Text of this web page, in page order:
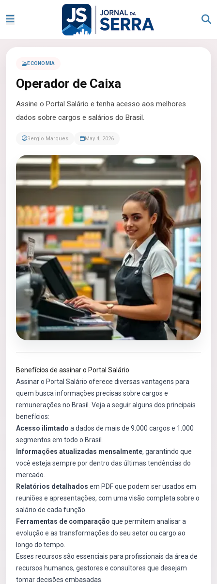
ECONOMIA
Operador de Caixa
Assine o Portal Salário e tenha acesso aos melhores
dados sobre cargos e salários do Brasil.
Sergio Marques May 4, 2026
Benefícios de assinar o Portal Salário
Assinar o Portal Salário oferece diversas vantagens para
quem busca informações precisas sobre cargos e
remunerações no Brasil. Veja a seguir alguns dos principais
benefícios:
Acesso ilimtado a dados de mais de 9.000 cargos e 1.000
segmentos em todo o Brasil.
Informações atualizadas mensalmente, garantindo que
você esteja sempre por dentro das últimas tendências do
mercado.
Relatórios detalhados em PDF que podem ser usados em
reuniões e apresentações, com uma visão completa sobre o
salário de cada função.
Ferramentas de comparação que permitem analisar a
evolução e as transformações do seu setor ou cargo ao
longo do tempo.
Esses recursos são essenciais para profissionais da área de
recursos humanos, gestores e consultores que desejam
tomar decisões embasadas.